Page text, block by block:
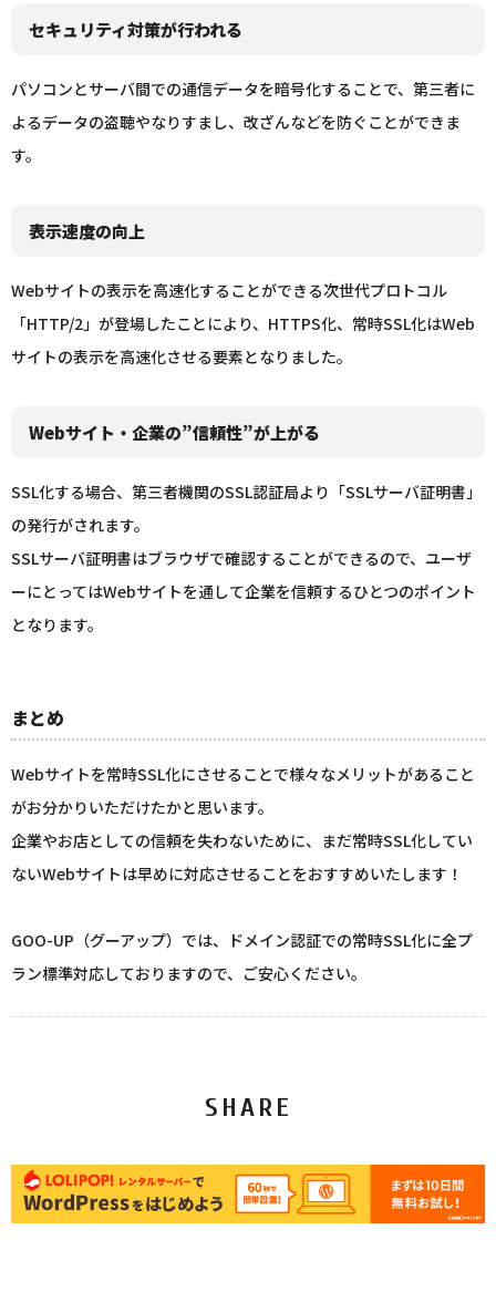
セキュリティ対策が行われる
パソコンとサーバ間での通信データを暗号化することで、第三者に
よるデータの盗聴やなりすまし、改ざんなどを防ぐことができま
す。
表示速度の向上
Webサイトの表示を高速化することができる次世代プロトコル
「HTTP/2」が登場したことにより、HTTPS化、常時SSL化はWeb
サイトの表示を高速化させる要素となりました。
Webサイト・企業の”信頼性”が上がる
SSL化する場合、第三者機関のSSL認証局より「SSLサーバ証明書」
の発行がされます。
SSLサーバ証明書はブラウザで確認することができるので、ユーザ
ーにとってはWebサイトを通して企業を信頼するひとつのポイント
となります。
まとめ
Webサイトを常時SSL化にさせることで様々なメリットがあること
がお分かりいただけたかと思います。
企業やお店としての信頼を失わないために、まだ常時SSL化してい
ないWebサイトは早めに対応させることをおすすめいたします！
GOO-UP（グーアップ）では、ドメイン認証での常時SSL化に全プ
ラン標準対応しておりますので、ご安心ください。
SHARE